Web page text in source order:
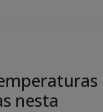
nesta